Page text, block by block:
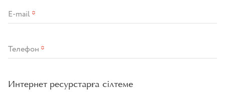
E-mail*
Телефон *
Интернет ресурстарға сілтеме